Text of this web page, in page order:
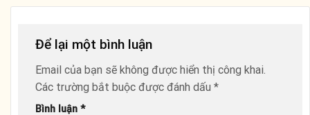
Để lại một bình luận
Email của bạn sẽ không được hiển thị công khai.
Các trường bắt buộc được đánh dấu *
Bình luận *